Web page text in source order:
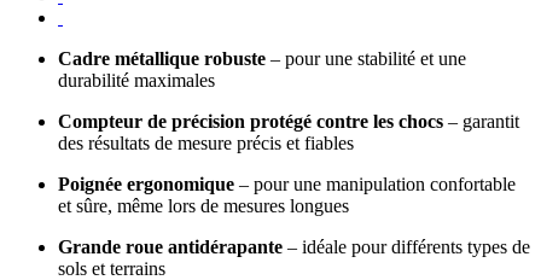
Cadre métallique robuste – pour une stabilité et une
durabilité maximales
Compteur de précision protégé contre les chocs – garantit
des résultats de mesure précis et fiables
Poignée ergonomique – pour une manipulation confortable
et sûre, même lors de mesures longues
Grande roue antidérapante – idéale pour différents types de
sols et terrains